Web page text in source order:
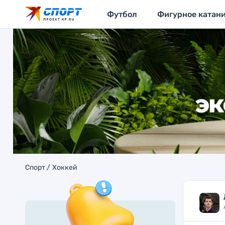
Футбол Фигурное
Спорт Хоккей